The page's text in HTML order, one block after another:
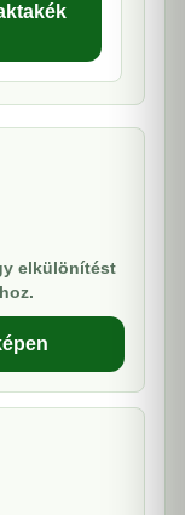
elkülönítést